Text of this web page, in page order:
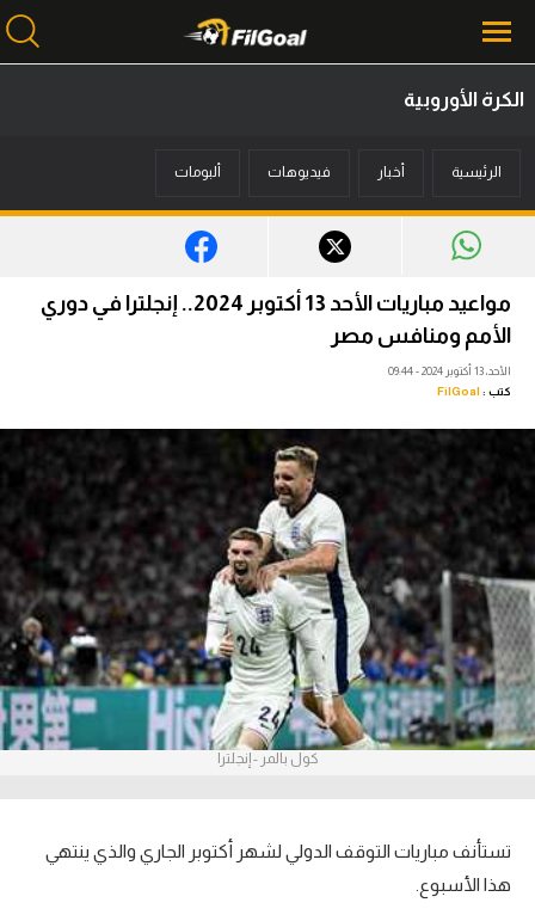
أخبار
ميركاتو
فانتازي في الجول
مسابقة التوقعات
فيديوهات
عدسات
آراء حرة
ركن الألعاب
بطولات
أمريكا 2026
الدوري الإنجليزي الممتاز
الدوري الإسباني
الكرة الأوروبية
الرئيسية أخبار فيديوهات ألبومات
مواعيد مباريات الأحد 13 أكتوبر 2024.. إنجلترا في دوري
الأمم ومنافس مصر
الأحد، 13 أكتوبر 2024 - 09:44
كتب : FilGoal
كول بالمر - إنجلترا
تستأنف مباريات التوقف الدولي لشهر أكتوبر الجاري والذي ينتهي
هذا الأسبوع.